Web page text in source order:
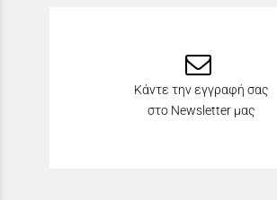
Κάντε την εγγραφή σας
στο Newsletter μας